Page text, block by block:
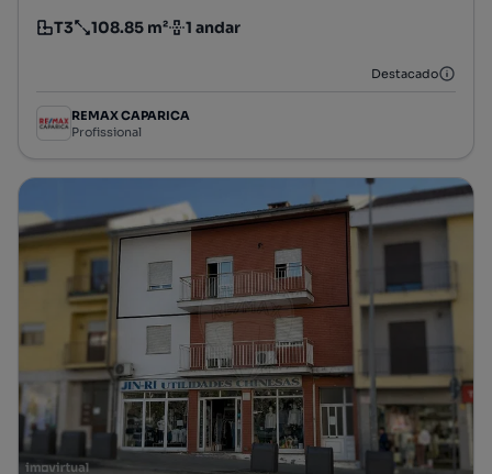
Tipologia
T3
Preço por metro quadrado
108.85 m²
Andar 1 andar
Destacado
REMAX CAPARICA
Profissional